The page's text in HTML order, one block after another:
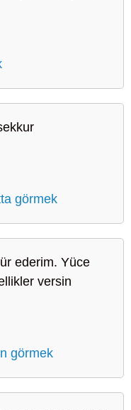
görmek
ederim. Yüce
versin
görmek